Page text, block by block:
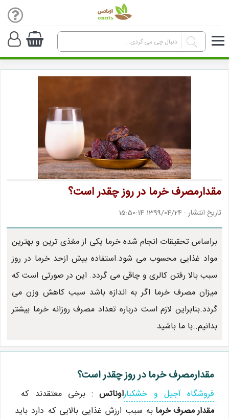
مقدارمصرف خرما در روز چقدر است؟
تاریخ انتشار : 1399/04/24 15:50:14
براساس تحقیقات انجام شده خرما یکی از مغذی ترین و بهترین
مواد غذایی محسوب می شود.استفاده بیش ازحد خرما در روز
سبب بالا رفتن کالری و چاقی می گردد. این در صورتی است که
میزان مصرف خرما اگر به اندازه باشد سبب کاهش وزن می
گردد.بنابراین لازم است درباره تعداد مصرف روزانه خرما بیشتر
بدانیم..با ما باشید
مقدارمصرف خرما در روز چقدر است؟
فروشگاه آجیل و خشکباراوناتس: برخی معتقدند که
مقدار مصرف خرما به سبب ارزش غذایی بالایی که دارد باید